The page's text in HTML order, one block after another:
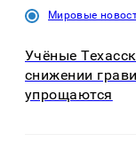
Мировые
Учёные
снижении
упрощаются